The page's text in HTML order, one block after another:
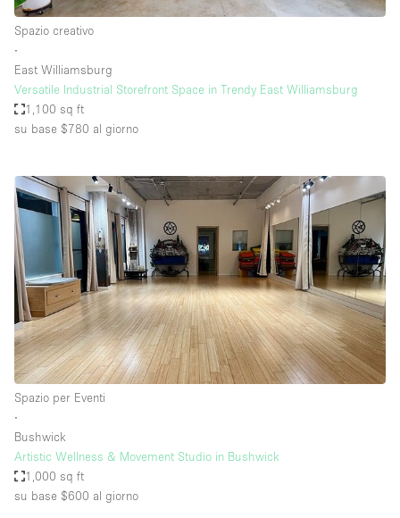
Spazio creativo
∙
East Williamsburg
Versatile Industrial Storefront Space in Trendy East Williamsburg
1,100 sq ft
su base $780 al giorno
Spazio per Eventi
∙
Bushwick
Artistic Wellness & Movement Studio in Bushwick
1,000 sq ft
su base $600 al giorno